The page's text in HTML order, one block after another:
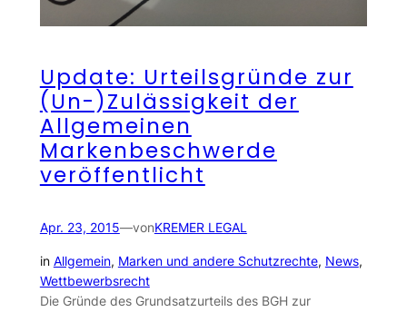
Update: Urteilsgründe zur
(Un-)Zulässigkeit der
Allgemeinen
Markenbeschwerde
veröffentlicht
Apr. 23, 2015—vonKREMER LEGAL
in Allgemein, Marken und andere Schutzrechte, News
Wettbewerbsrecht
Die Gründe des Grundsatzurteils des BGH zur